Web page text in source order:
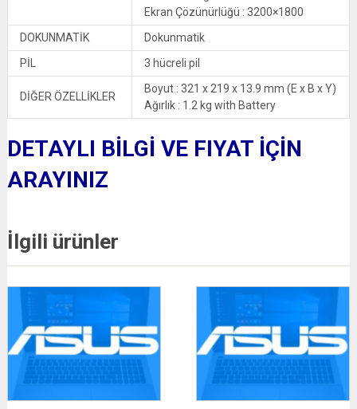
Ekran Çözünürlüğü : 3200×1800
DOKUNMATİK
Dokunmatik
PİL
3 hücreli pil
DİĞER ÖZELLİKLER
Boyut : 321 x 219 x 13.9 mm (E x B x Y)
Ağırlık : 1.2 kg with Battery
DETAYLI BİLGİ VE FIYAT İÇİN
ARAYINIZ
İlgili ürünler